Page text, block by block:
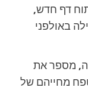
דף חדש,
באולפני
מספר את
מחייהם של